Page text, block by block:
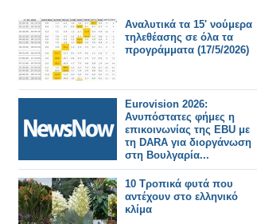
Αναλυτικά τα 15' νούμερα
τηλεθέασης σε όλα τα
προγράμματα (17/5/2026)
Eurovision 2026:
Ανυπόστατες φήμες η
επικοινωνίας της EBU με
τη DARA για διοργάνωση
στη Βουλγαρία...
10 Τροπικά φυτά που
αντέχουν στο ελληνικό
κλίμα